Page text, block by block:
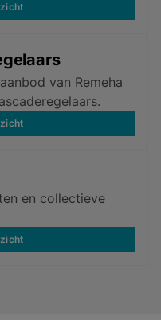
van Remeha
en collectieve